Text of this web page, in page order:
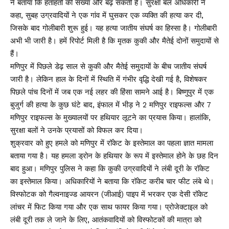
ने बताया कि हताहतों की संख्या और बढ़ सकती है। सुरक्षा बल अधिकारी ने
कहा, सुबह उग्रवादियों ने एक गांव में घुसकर एक व्यक्ति की हत्या कर दी,
जिसके बाद गोलीबारी शुरू हुई। यह हत्या जातीय संघर्ष का हिस्सा है। गोलीबारी
अभी भी जारी है। हमें रिपोर्ट मिली है कि मृतक कुकी और मैतेई दोनों समुदायों से
हैं।
मणिपुर में पिछले डेढ़ साल से कुकी और मैतेई समुदायों के बीच जातीय संघर्ष
जारी है। लेकिन हाल के दिनों में स्थिति में गंभीर वृद्धि देखी गई है, विशेषकर
पिछले पांच दिनों में जब एक नई लहर की हिंसा सामने आई है। बिष्णुपुर में एक
बुजुर्ग की हत्या के कुछ घंटे बाद, इंफाल में भीड़ ने 2 मणिपुर राइफल्स और 7
मणिपुर राइफल्स के मुख्यालयों पर हथियार लूटने का प्रयास किया। हालांकि,
सुरक्षा बलों ने उनके प्रयासों को विफल कर दिया।
शुक्रवार को हुए हमले को मणिपुर में रॉकेट के इस्तेमाल का पहला ज्ञात मामला
बताया गया है। यह हमला ड्रोन के हथियार के रूप में इस्तेमाल होने के छह दिन
बाद हुआ। मणिपुर पुलिस ने कहा कि कुकी उग्रवादियों ने लंबी दूरी के रॉकेट
का इस्तेमाल किया। अधिकारियों ने बताया कि रॉकेट करीब चार फीट लंबे थे।
विस्फोटक को गैल्वनाइज्ड आयरन (जीआई) पाइप में भरकर एक देसी रॉकेट
लांचर में फिट किया गया और एक साथ फायर किया गया। प्रोजेक्टाइल को
लंबी दूरी तक ले जाने के लिए, आतंकवादियों को विस्फोटकों की मात्रा को